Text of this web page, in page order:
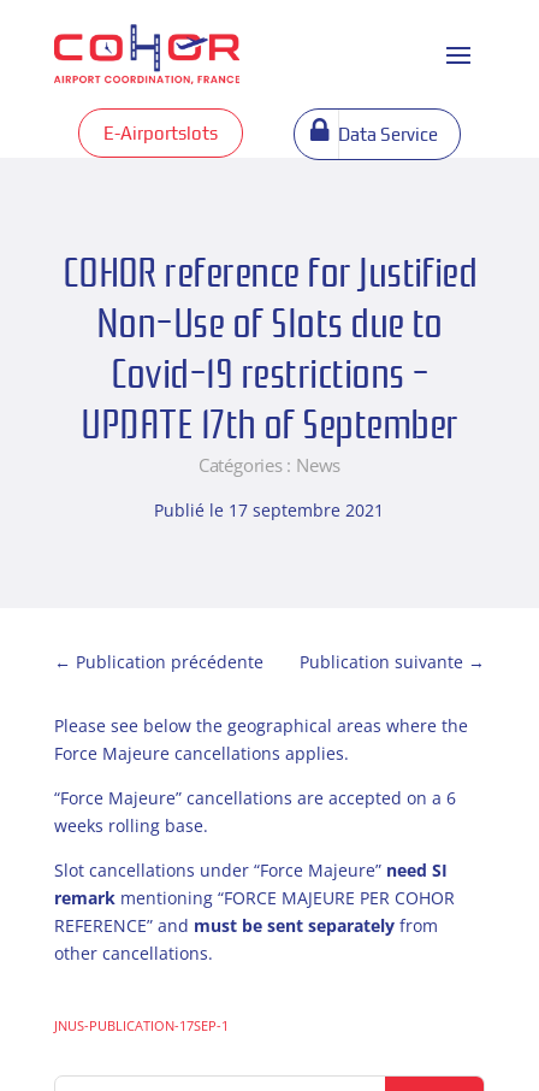
E-Airportslots Data Service
COHOR reference for Justified
Non-Use of Slots due to
Covid-19 restrictions –
UPDATE 17th of September
Catégories : News
Publié le 17 septembre 2021
← Publication précédente Publication suivante →
Please see below the geographical areas where the
Force Majeure cancellations applies.
“Force Majeure” cancellations are accepted on a 6
weeks rolling base.
Slot cancellations under “Force Majeure” need SI
remarkmentioning “FORCE MAJEURE PER COHOR
REFERENCE” and must be sent separatelyfrom
other cancellations.
JNUS-PUBLICATION-17SEP-1